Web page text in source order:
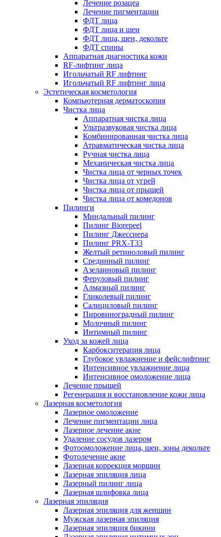
Лечение розацеа
Лечение пигментации
ФДТ лица
ФДТ лица и шеи
ФДТ лица, шеи, декольте
ФДТ спины
Аппаратная диагностика кожи
RF-лифтинг лица
Игольчатый RF лифтинг
Игольчатый RF лифтинг лица
Эстетическая косметология
Компьютерная дерматоскопия
Чистка лица
Аппаратная чистка лица
Ультразвуковая чистка лица
Комбинированная чистка лица
Атравматическая чистка лица
Ручная чистка лица
Механическая чистка лица
Чистка лица от черных точек
Чистка лица от угрей
Чистка лица от прыщей
Чистка лица от комедонов
Пилинги
Миндальный пилинг
Пилинг Biorepeel
Пилинг Джесснера
Пилинг PRX-T33
Желтый ретиноловый пилинг
Срединный пилинг
Азелаиновый пилинг
Феруловый пилинг
Алмазный пилинг
Гликолевый пилинг
Салициловый пилинг
Пировиноградный пилинг
Молочный пилинг
Интимный пилинг
Уход за кожей лица
Карбокситерапия лица
Глубокое увлажнение и фейслифтинг
Интенсивное увлажнение лица
Интенсивное омоложение лица
Лечение прыщей
Регенерация и восстановление кожи лица
Лазерная косметология
Лазерное омоложение
Лечение пигментации лица
Лазерное лечение акне
Удаление сосудов лазером
Фотоомоложение лица, шеи, зоны декольте
Фотолечение акне
Лазерная коррекция морщин
Лазерная эпиляция лица
Лазерный пилинг лица
Лазерная шлифовка лица
Лазерная эпиляция
Лазерная эпиляция для женщин
Мужская лазерная эпиляция
Лазерная эпиляция бикини